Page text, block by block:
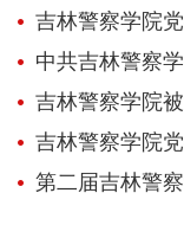
吉林警察学院
吉林警察学院
第二届吉林警